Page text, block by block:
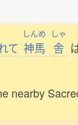
て
しんめ
神馬
しゃ
舎
nearby